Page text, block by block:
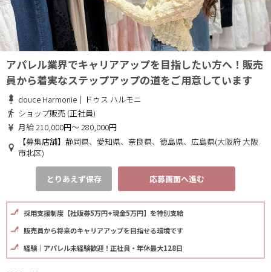
アパレル業界でキャリアアップを目指したい方へ！販売
員から着実なステップアップの道をご用意しています
douce Harmonie｜ドゥス ハルモニ
ショップ販売 (正社員)
月給 210,000円～ 280,000円
【募集店舗】静岡県、愛知県、奈良県、徳島県、広島県(大阪府 大阪
市北区)
とりあえず保存 応募画面へ進む
採用支援制度【社販券5万円+現金5万円】を特別支給
販売員から将来のキャリアアップを目指せる環境です
経験｜アパレル未経験歓迎！正社員・年休最大128日